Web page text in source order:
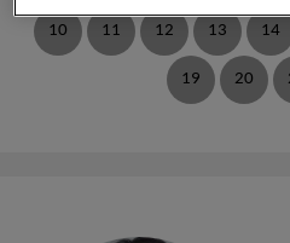
出版物：13
10 11 12 13 14
19 20